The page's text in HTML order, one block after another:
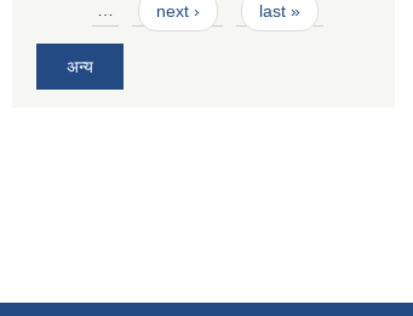
… next › last »
अन्य